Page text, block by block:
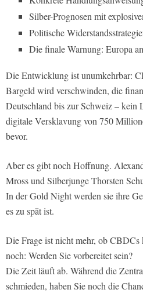
Silber-Prognosen mit
Politische
Die finale Warnung: Europa
Die Entwicklung ist unumkehrbar:
Bargeld wird verschwinden, die
Deutschland bis zur Schweiz – kein
digitale Versklavung von 750
bevor.
Aber es gibt noch Hoffnung.
Mross und Silberjunge Thorsten
In der Gold Night werden sie ihre
es zu spät ist.
Die Frage ist nicht mehr, ob
noch: Werden Sie vorbereitet sein?
Die Zeit läuft ab. Während die
schmieden, haben Sie noch die